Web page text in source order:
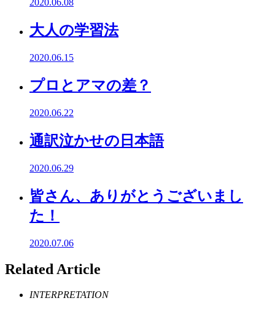
2020.06.08
大人の学習法
2020.06.15
プロとアマの差？
2020.06.22
通訳泣かせの日本語
2020.06.29
皆さん、ありがとうございまし
た！
2020.07.06
Related Article
INTERPRETATION